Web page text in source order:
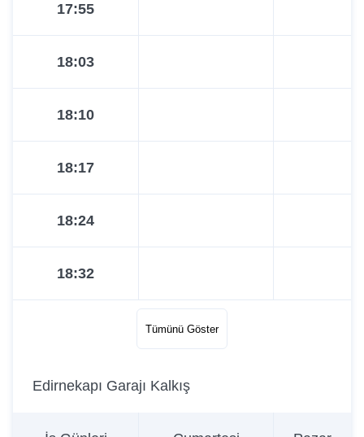
17:55
18:03
18:10
18:17
18:24
18:32
Tümünü Göster
Edirnekapı Garajı Kalkış